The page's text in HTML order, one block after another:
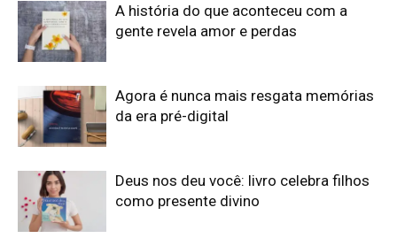
A história do que aconteceu com a
gente revela amor e perdas
Agora é nunca mais resgata memórias
da era pré-digital
Deus nos deu você: livro celebra filhos
como presente divino